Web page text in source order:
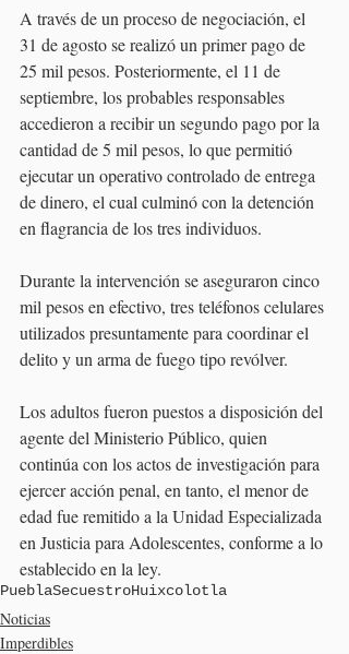
A través de un proceso de negociación, el
31 de agosto se realizó un primer pago de
25 mil pesos. Posteriormente, el 11 de
septiembre, los probables responsables
accedieron a recibir un segundo pago por la
cantidad de 5 mil pesos, lo que permitió
ejecutar un operativo controlado de entrega
de dinero, el cual culminó con la detención
en flagrancia de los tres individuos.
Durante la intervención se aseguraron cinco
mil pesos en efectivo, tres teléfonos celulares
utilizados presuntamente para coordinar el
delito y un arma de fuego tipo revólver.
Los adultos fueron puestos a disposición del
agente del Ministerio Público, quien
continúa con los actos de investigación para
ejercer acción penal, en tanto, el menor de
edad fue remitido a la Unidad Especializada
en Justicia para Adolescentes, conforme a lo
establecido en la ley.
PueblaSecuestroHuixcolotla
Noticias
Imperdibles